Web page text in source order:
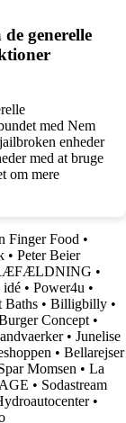
generelle
med Nem
enheder
med at bruge
om mere
Finger Food •
• Peter Beier
•
• Power4u •
Baths • Billigbilly •
Concept •
• Junelise
• Bellarejser
Momsen • La
• Sodastream
•